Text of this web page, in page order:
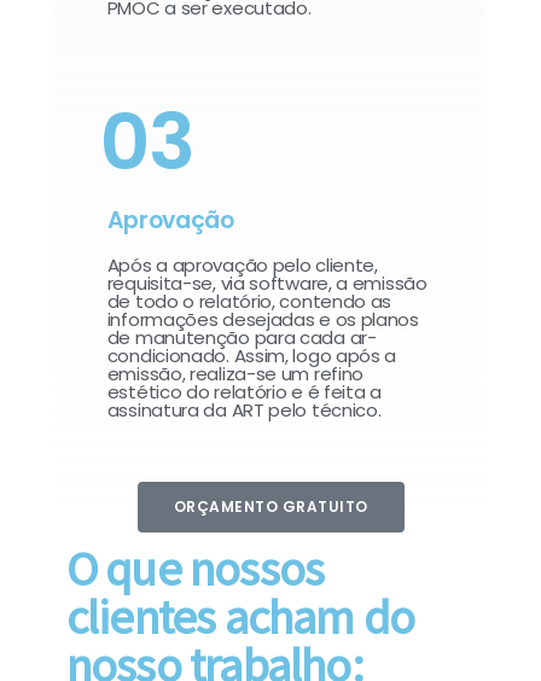
PMOC a ser executado.
03
Aprovação
Após a aprovação pelo cliente,
requisita-se, via software, a emissão
de todo o relatório, contendo as
informações desejadas e os planos
de manutenção para cada ar-
condicionado. Assim, logo após a
emissão, realiza-se um refino
estético do relatório e é feita a
assinatura da ART pelo técnico.
ORÇAMENTO GRATUITO
O que nossos
clientes acham do
nosso trabalho: